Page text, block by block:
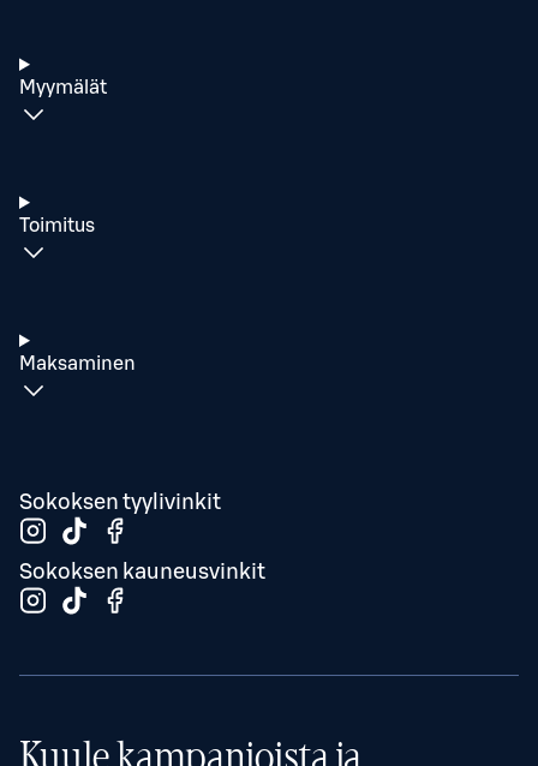
Myymälät
Toimitus
Maksaminen
Sokoksen tyylivinkit
Sokoksen kauneusvinkit